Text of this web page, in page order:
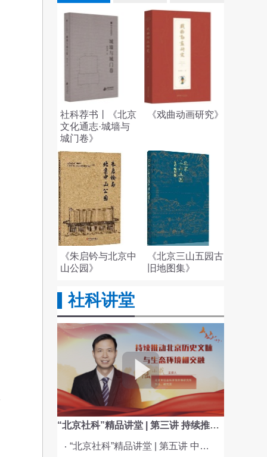
社科荐书丨《北京
文化通志·城墙与
城门卷》
《戏曲动画研究》
《朱启钤与北京中
山公园》
《北京三山五园古
旧地图集》
社科讲堂
“北京社科”精品讲堂 | 第三讲 持续推动北京历史文脉与生态环境相交融
“北京社科”精品讲堂 | 第五讲 中国电影与文化传统